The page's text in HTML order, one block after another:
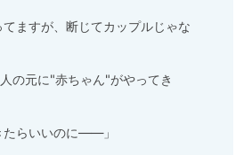
ますが、断じてカップルじゃな
の元に"赤ちゃん"がやってき
たらいいのに――」